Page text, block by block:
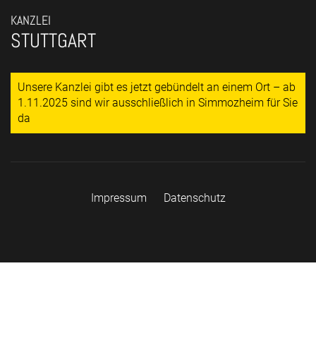
KANZLEI
STUTTGART
Unsere Kanzlei gibt es jetzt gebündelt an einem Ort – ab
1.11.2025 sind wir ausschließlich in Simmozheim für Sie
da
Impressum Datenschutz